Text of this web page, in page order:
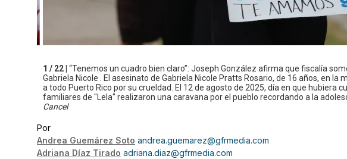
1 / 22 |“Tenemos un cuadro bien claro”: Joseph González afirma que fiscalía
Gabriela Nicole . El asesinato de Gabriela Nicole Pratts Rosario, de 16 años, en
a todo Puerto Rico por su crueldad. El 12 de agosto de 2025, día en que hubiera
familiares de "Lela" realizaron una caravana por el pueblo recordando a la
Cancel
Por
Andrea Guemárez Soto andrea.guemarez@gfrmedia.com
Adriana Díaz Tirado adriana.diaz@gfrmedia.com